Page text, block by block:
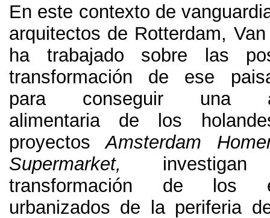
En este contexto de
arquitectos de Rotterdam,
ha trabajado sobre las
transformación de ese
para conseguir una
alimentaria de los
proyectos
Amsterdam
Supermarket,
transformación de los
urbanizados de la periferia